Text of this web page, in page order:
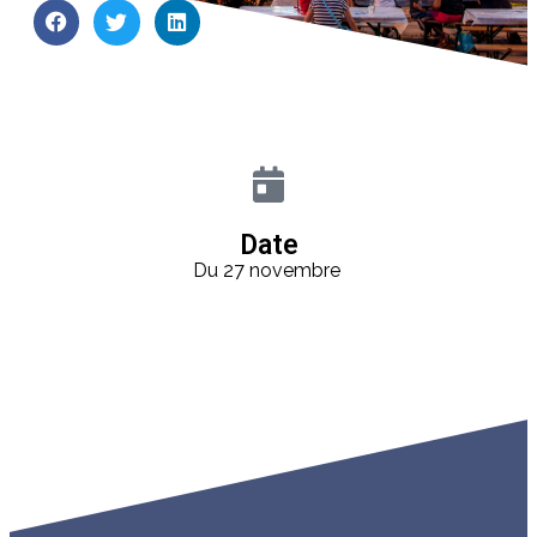
Date
Du 27 novembre